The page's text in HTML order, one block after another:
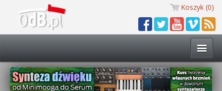
Koszyk (0)
Technologia muzyczna